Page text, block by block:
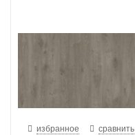
избранное сравнить